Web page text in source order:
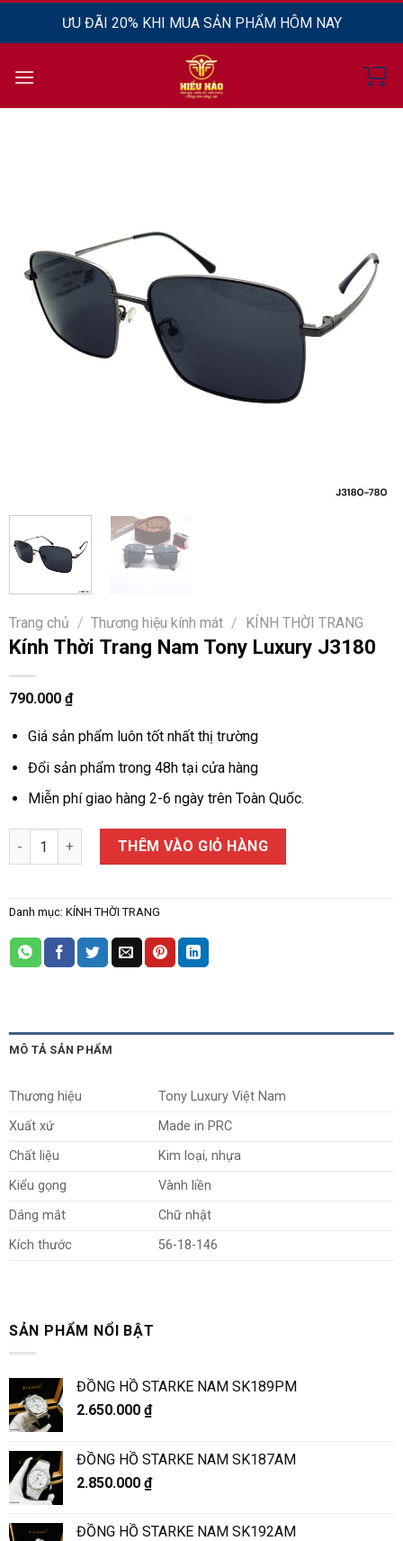
dung
ƯU ĐÃI 20% KHI MUA SẢN PHẨM HÔM NAY
Trang chủ / Thương hiệu kính mát / KÍNH THỜI TRANG
Kính Thời Trang Nam Tony Luxury J3180
790.000 ₫
Giá sản phẩm luôn tốt nhất thị trường
Đổi sản phẩm trong 48h tại cửa hàng
Miễn phí giao hàng 2-6 ngày trên Toàn Quốc.
Kính Thời Trang Nam Tony Luxury J3180 số lượng
THÊM VÀO GIỎ HÀNG
Danh mục: KÍNH THỜI TRANG
MÔ TẢ SẢN PHẨM
Thương hiệu
Tony Luxury Việt Nam
Xuất xứ
Made in PRC
Chất liệu
Kim loại, nhựa
Kiểu gọng
Vành liền
Dáng mắt
Chữ nhật
Kích thước
56-18-146
SẢN PHẨM NỔI BẬT
ĐỒNG HỒ STARKE NAM SK189PM
2.650.000 ₫
ĐỒNG HỒ STARKE NAM SK187AM
2.850.000 ₫
ĐỒNG HỒ STARKE NAM SK192AM